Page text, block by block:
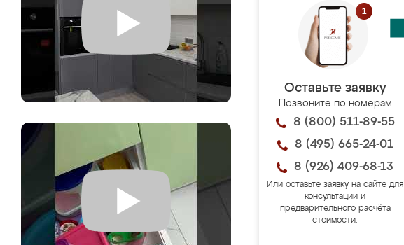
Оставьте заявку
Позвоните по номерам
8 (800) 511-89-55
8 (495) 665-24-01
8 (926) 409-68-13
Или оставьте заявку на сайте для
консультации и
предварительного расчёта
стоимости.